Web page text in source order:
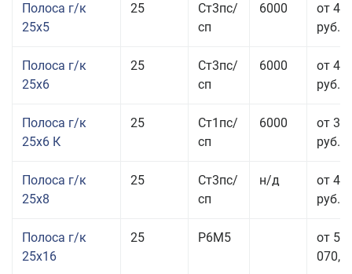
Полоса г/к
25x5
25
Ст3пс/
сп
6000
от 42
руб.
Полоса г/к
25x6
25
Ст3пс/
сп
6000
от 44
руб.
Полоса г/к
25x6 К
25
Ст1пс/
сп
6000
от 35
руб.
Полоса г/к
25x8
25
Ст3пс/
сп
н/д
от 44
руб.
Полоса г/к
25x16
25 Р6М5
от